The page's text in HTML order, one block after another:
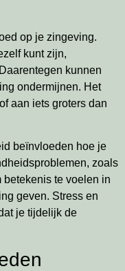
op je zingeving.
kunt zijn,
kunnen
ondermijnen. Het
aan iets groters dan
beïnvloeden hoe je
zoals
te voelen in
geven. Stress en
je tijdelijk de